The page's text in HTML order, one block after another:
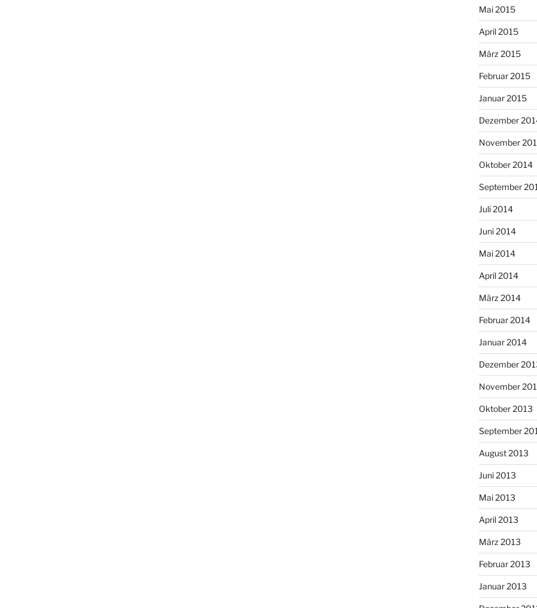
Mai 2015
April 2015
März 2015
Februar 2015
Januar 2015
Dezember
November
Oktober 2014
September
Juli 2014
Juni 2014
Mai 2014
April 2014
März 2014
Februar 2014
Januar 2014
Dezember
November
Oktober 2013
September
August 2013
Juni 2013
Mai 2013
April 2013
März 2013
Februar 2013
Januar 2013